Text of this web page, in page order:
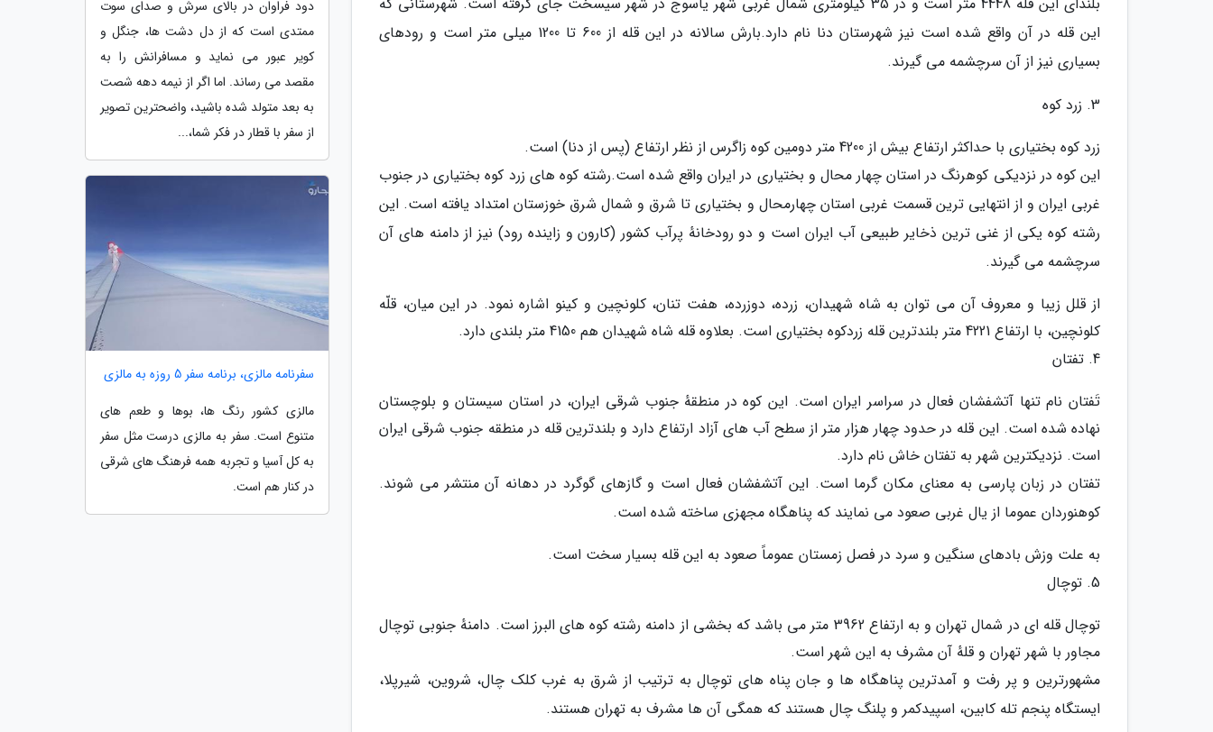
این قله در آن واقع شده است نیز شهرستان دنا نام دارد.بارش سالانه در این قله از 600 تا 1200 میلی متر است و رودهای
بسیاری نیز از آن سرچشمه می گیرند.
3. زرد کوه
زرد کوه بختیاری با حداکثر ارتفاع بیش از 4200 متر دومین کوه زاگرس از نظر ارتفاع (پس از دنا) است.
این کوه در نزدیکی کوهرنگ در استان چهار محال و بختیاری در ایران واقع شده است.رشته کوه های زرد کوه بختیاری در جنوب
غربی ایران و از انتهایی ترین قسمت غربی استان چهارمحال و بختیاری تا شرق و شمال شرق خوزستان امتداد یافته است. این
رشته کوه یکی از غنی ترین ذخایر طبیعی آب ایران است و دو رودخانهٔ پرآب کشور (کارون و زاینده رود) نیز از دامنه های آن
سرچشمه می گیرند.
از قلل زیبا و معروف آن می توان به شاه شهیدان، زرده، دوزرده، هفت تنان، کلونچین و کینو اشاره نمود. در این میان، قلّه
کلونچین، با ارتفاع 4221 متر بلندترین قله زردکوه بختیاری است. بعلاوه قله شاه شهیدان هم 4150 متر بلندی دارد.
4. تفتان
تَفتان نام تنها آتشفشان فعال در سراسر ایران است. این کوه در منطقهٔ جنوب شرقی ایران، در استان سیستان و بلوچستان
نهاده شده است. این قله در حدود چهار هزار متر از سطح آب های آزاد ارتفاع دارد و بلندترین قله در منطقه جنوب شرقی ایران
است. نزدیکترین شهر به تفتان خاش نام دارد.
تفتان در زبان پارسی به معنای مکان گرما است. این آتشفشان فعال است و گازهای گوگرد در دهانه آن منتشر می شوند.
کوهنوردان عموما از یال غربی صعود می نمایند که پناهگاه مجهزی ساخته شده است.
به علت وزش بادهای سنگین و سرد در فصل زمستان عموماً صعود به این قله بسیار سخت است.
5. توچال
توچال قله ای در شمال تهران و به ارتفاع 3962 متر می باشد که بخشی از دامنه رشته کوه های البرز است. دامنهٔ جنوبی توچال
مجاور با شهر تهران و قلهٔ آن مشرف به این شهر است.
مشهورترین و پر رفت و آمدترین پناهگاه ها و جان پناه های توچال به ترتیب از شرق به غرب کلک چال، شروین، شیرپلا،
ایستگاه پنجم تله کابین، اسپیدکمر و پلنگ چال هستند که همگی آن ها مشرف به تهران هستند.
دود فراوان در بالای سرش و صدای سوت
ممتدی است که از دل دشت ها، جنگل و
کویر عبور می نماید و مسافرانش را به
مقصد می رساند. اما اگر از نیمه دهه شصت
به بعد متولد شده باشید، واضحترین تصویر
از سفر با قطار در فکر شما،...
سفرنامه مالزی، برنامه سفر 5 روزه به مالزی
مالزی کشور رنگ ها، بوها و طعم های
متنوع است. سفر به مالزی درست مثل سفر
به کل آسیا و تجربه همه فرهنگ های شرقی
در کنار هم است.